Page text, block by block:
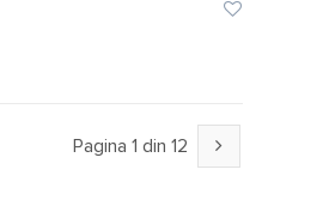
Pagina 1 din 12